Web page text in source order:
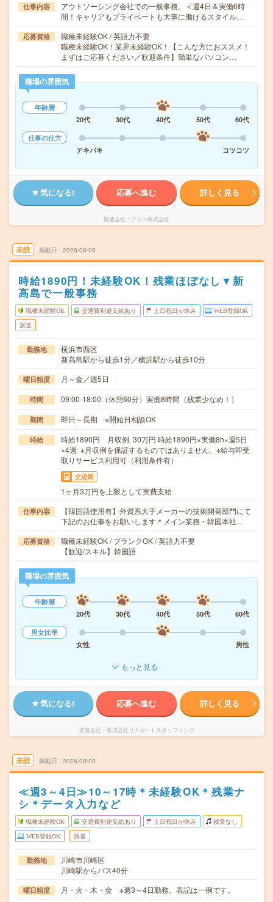
仕事内容
アウトソーシング会社での一般事務。＜週4日＆実働6時
間！キャリアもプライベートも大事に働けるスタイル…
応募資格
職種未経験OK / 英語力不要
職種未経験OK！業界未経験OK！【こんな方におススメ！
まずはご応募ください／歓迎条件】簡単なパソコン…
職場の雰囲気
年齢層
20代
30代 40代 50代
60代
仕事の仕方
テキパキ
コツコツ
気になる! 応募へ進む 詳しく見る
派遣会社 アデコ株式会社
未読 掲載日 2026/08/09
時給1890円！未経験OK！残業ほぼなし▼新
高島で一般事務
職種未経験OK 交通費別途支給あり 土日祝日が休み WEB登録OK
派遣
勤務地
横浜市西区
新高島駅から徒歩1分／横浜駅から徒歩10分
曜日頻度 月～金／週5日
時間 09:00-18:00（休憩60分）実働8時間（残業少なめ！）
期間 即日～長期 ※開始日相談OK
時給
時給1890円 月収例 30万円 時給1890円×実働8h×週5日
×4週 ※月収例を保証するものではありません。※給与即受
取りサービス利用可（利用条件有）
交通費
1ヶ月3万円を上限として実費支給
仕事内容
【韓国語使用有】外資系大手メーカーの技術開発部門にて
下記のお仕事をお願いします＊メイン業務・韓国本社…
応募資格
職種未経験OK / ブランクOK / 英語力不要
【歓迎/スキル】韓国語
職場の雰囲気
年齢層
20代
30代 40代 50代
60代
男女比率
女性
男性
もっと見る
気になる! 応募へ進む 詳しく見る
派遣会社 株式会社リクルートスタッフィング
未読 掲載日 2026/08/09
≪週3～4日≫10～17時＊未経験OK＊残業ナ
シ＊データ入力など
職種未経験OK 交通費別途支給あり 土日祝日が休み 残業なし
WEB登録OK 派遣
勤務地
川崎市川崎区
川崎駅からバス40分
曜日頻度 月・火・木・金 ※週3～4日勤務。表記は一例です。